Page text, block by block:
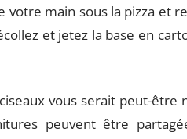
votre main sous la pizza et
et jetez la base en
vous serait peut-être
peuvent être